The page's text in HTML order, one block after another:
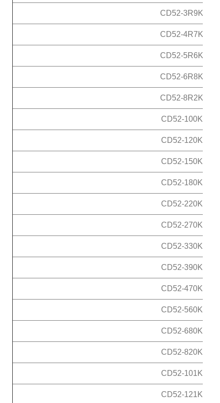
CD52-3R9K
CD52-4R7K
CD52-5R6K
CD52-6R8K
CD52-8R2K
CD52-100K
CD52-120K
CD52-150K
CD52-180K
CD52-220K
CD52-270K
CD52-330K
CD52-390K
CD52-470K
CD52-560K
CD52-680K
CD52-820K
CD52-101K
CD52-121K